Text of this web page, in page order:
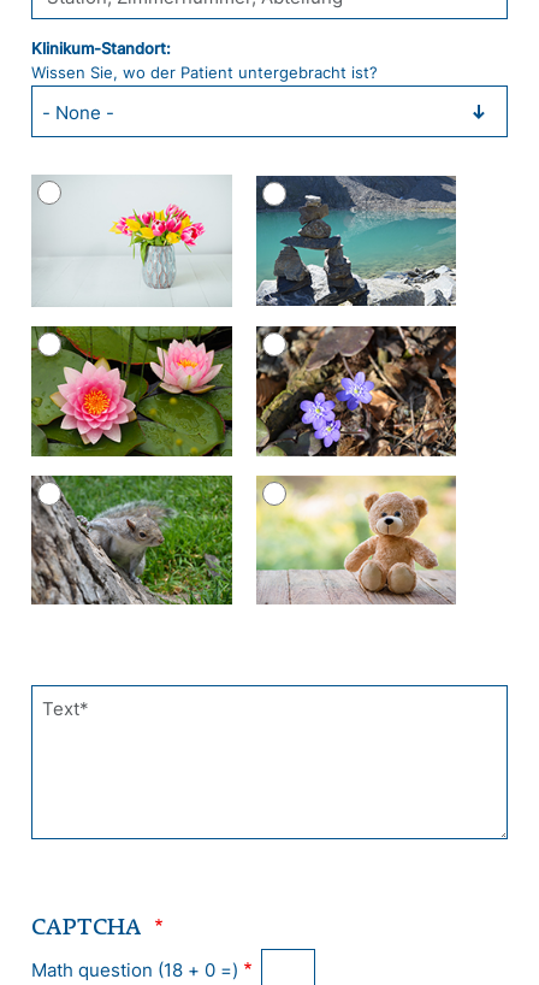
Klinikum-Standort
Klinikum-Standort:
Wissen Sie, wo der Patient untergebracht ist?
CAPTCHA
Math question (18 + 0 =)